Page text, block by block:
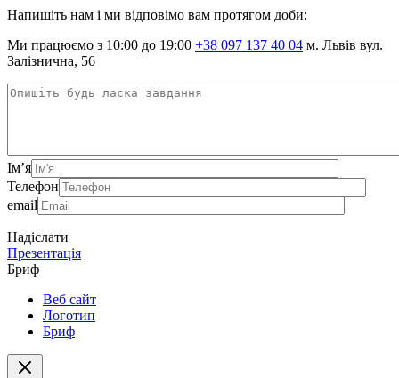
Напишіть нам і ми відповімо вам протягом доби:
Ми працюємо з 10:00 до 19:00 +38 097 137 40 04 м. Львів вул.
Залізнична, 56
Ім’я
Телефон
email
Надіслати
Презентація
Бриф
Веб сайт
Логотип
Бриф